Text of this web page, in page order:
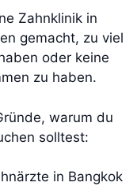
Zahnklinik in
gemacht, zu viel
oder keine
zu haben.
warum du
solltest:
in Bangkok